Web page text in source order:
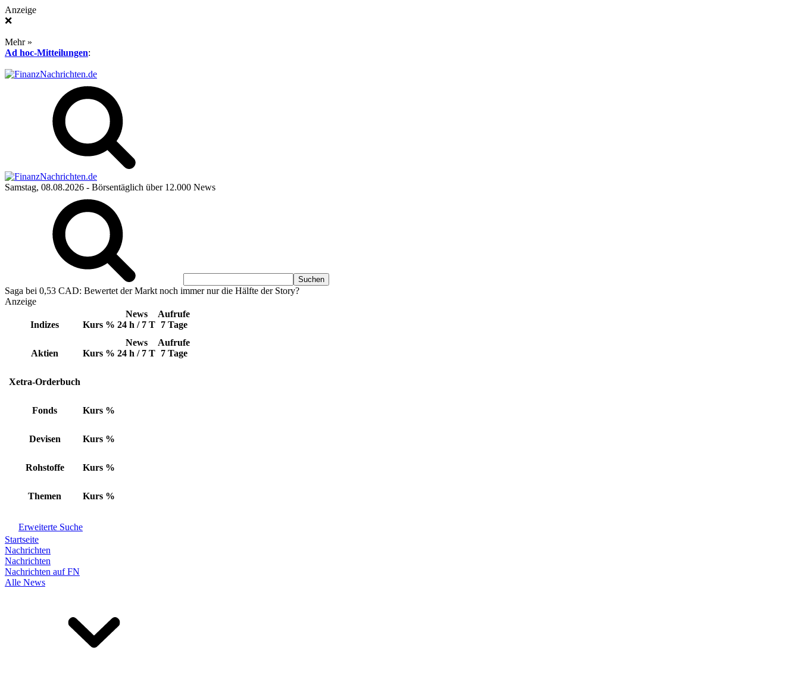
Anzeige
❌
Mehr »
Ad hoc-Mitteilungen:
Samstag, 08.08.2026 - Börsentäglich über 12.000 News
Saga bei 0,53 CAD: Bewertet der Markt noch immer nur die Hälfte der Story?
Anzeige
Indizes Kurs %
News
24 h / 7 T
Aufrufe
7 Tage
Aktien Kurs %
News
24 h / 7 T
Aufrufe
7 Tage
Xetra-Orderbuch
Fonds Kurs %
Devisen Kurs %
Rohstoffe Kurs %
Themen Kurs %
Erweiterte Suche
Startseite
Nachrichten
Nachrichten
Nachrichten auf FN
Alle News